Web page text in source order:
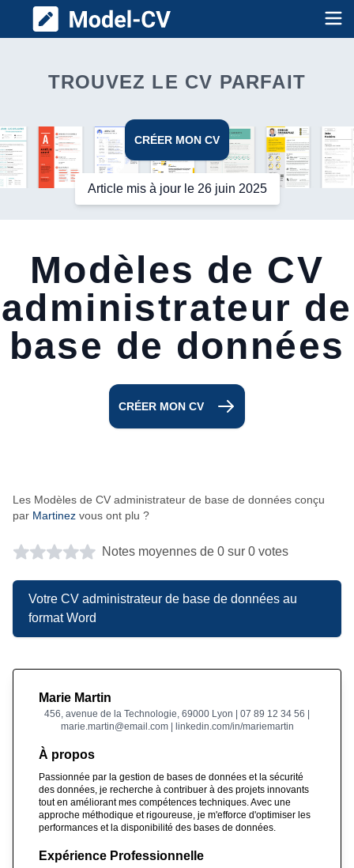
Model CV
TROUVEZ LE CV PARFAIT
CRÉER MON CV
Article mis à jour le 26 juin 2025
Modèles de CV
administrateur de
base de données
CRÉER MON CV
Les Modèles de CV administrateur de base de données conçu
par Martinez vous ont plu ?
Notes moyennes de 0 sur 0 votes
Votre CV administrateur de base de données au
format Word
Marie Martin
456, avenue de la Technologie, 69000 Lyon | 07 89 12 34 56 |
marie.martin@email.com | linkedin.com/in/mariemartin
À propos
Passionnée par la gestion de bases de données et la sécurité
des données, je recherche à contribuer à des projets innovants
tout en améliorant mes compétences techniques. Avec une
approche méthodique et rigoureuse, je m'efforce d'optimiser les
performances et la disponibilité des bases de données.
Expérience Professionnelle